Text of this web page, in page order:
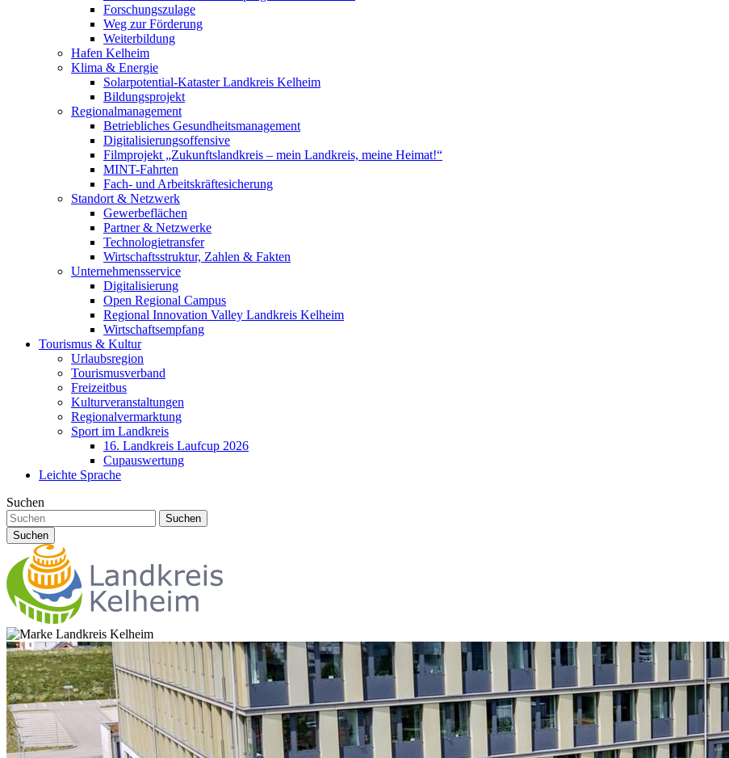
Forschungszulage
Weg zur Förderung
Weiterbildung
Hafen Kelheim
Klima & Energie
Solarpotential-Kataster Landkreis Kelheim
Bildungsprojekt
Regionalmanagement
Betriebliches Gesundheitsmanagement
Digitalisierungsoffensive
Filmprojekt „Zukunftslandkreis – mein Landkreis, meine Heimat!“
MINT-Fahrten
Fach- und Arbeitskräftesicherung
Standort & Netzwerk
Gewerbeflächen
Partner & Netzwerke
Technologietransfer
Wirtschaftsstruktur, Zahlen & Fakten
Unternehmensservice
Digitalisierung
Open Regional Campus
Regional Innovation Valley Landkreis Kelheim
Wirtschaftsempfang
Tourismus & Kultur
Urlaubsregion
Tourismusverband
Freizeitbus
Kulturveranstaltungen
Regionalvermarktung
Sport im Landkreis
16. Landkreis Laufcup 2026
Cupauswertung
Leichte Sprache
Suchen
Suchen
Suchen